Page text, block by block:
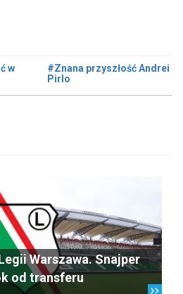
w
#Znana przyszłość Andrei
Pirlo
Warszawa. Snajper
od transferu